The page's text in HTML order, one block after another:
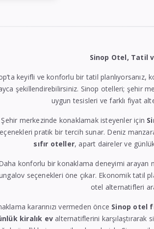
Sinop Otel, Tatil
keyifli ve konforlu bir tatil
şekillendirebilirsiniz. Sinop otelleri; şehir
uygun tesisleri ve farklı fiyat
Şehir merkezinde konaklamak isteyenler için
pratik bir tercih sunar. Deniz
sıfır oteller, apart daireler ve
konforlu bir konaklama deneyimi arayan
seçenekleri öne çıkar. Ekonomik tatil
otel alternatifleri
kararınızı vermeden önce Sinop otel
kiralık ev alternatiflerini karşılaştırarak